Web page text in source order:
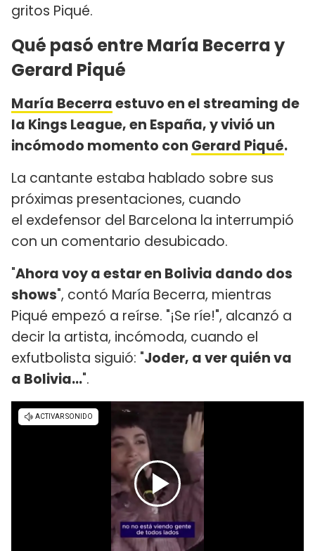
gritos Piqué.
Qué pasó entre María Becerra y
Gerard Piqué
María Becerraestuvo en el streaming de
la Kings League, en España, y vivió un
incómodo momento con Gerard Piqué.
La cantante estaba hablado sobre sus
próximas presentaciones, cuando
el exdefensor del Barcelona la interrumpió
con un comentario desubicado.
"Ahora voy a estar en Bolivia dando dos
shows", contó María Becerra, mientras
Piqué empezó a reírse. "¡Se ríe!", alcanzó a
decir la artista, incómoda, cuando el
exfutbolista siguió: "Joder, a ver quién va
a Bolivia...".